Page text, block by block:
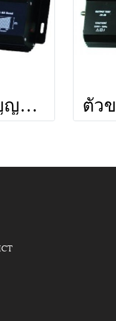
ตัวขยายสัญญาณ BOOSTER DA124 ยี่ห้อ LEOTECH (dBy)